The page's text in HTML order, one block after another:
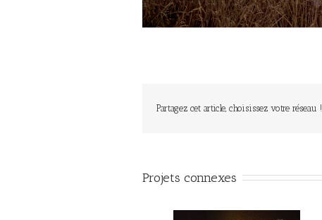
Partagez cet article, choisissez votre réseau !
Projets connexes